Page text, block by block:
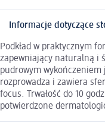
Informacje dotyczące
Podkład w praktycznym
zapewniający naturalną i
pudrowym wykończeniem
rozprowadza i zawiera
focus. Trwałość do 10
potwierdzone